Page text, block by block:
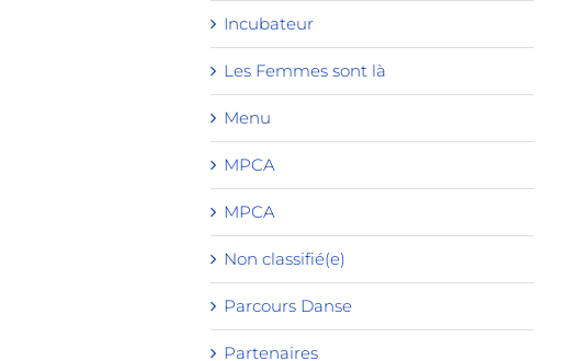
Incubateur
Les Femmes sont là
Menu
MPCA
MPCA
Non classifié(e)
Parcours Danse
Partenaires